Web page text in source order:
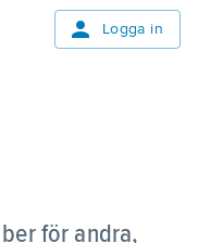
Logga in
för andra,